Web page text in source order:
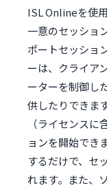
ISL Onlineを使
一意のセッショ
ポートセッショ
ーは、クライア
ーターを制御し
供したりできま
（ライセンス
ョンを開始でき
するだけで、セ
れます。また、